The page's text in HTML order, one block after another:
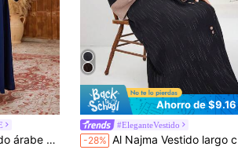
de unicolor elegante para mujer
Ahorro de $9.16
#EleganteVestido
-28% Al Najma Vestido largo casual de mujer talla grande con bloqueo de color y estampado floral, vestido elegante y modesto de manga larga tipo jalab¡ya árabe para primavera/otoño, para uso diario casual, tipo kaftan